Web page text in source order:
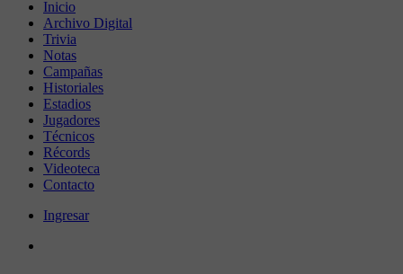
Inicio
Archivo Digital
Trivia
Notas
Campañas
Historiales
Estadios
Jugadores
Técnicos
Récords
Videoteca
Contacto
Ingresar